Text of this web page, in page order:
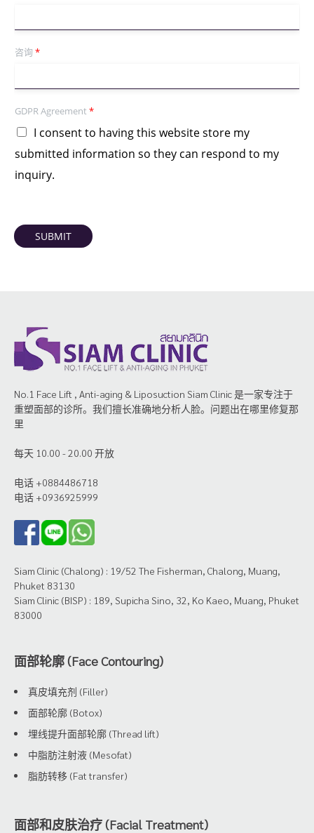
咨询 *
GDPR Agreement *
I consent to having this website store my
submitted information so they can respond to my
inquiry.
SUBMIT
No.1 Face Lift , Anti-aging & Liposuction Siam Clinic 是一家专注于
重塑面部的诊所。我们擅长准确地分析人脸。问题出在哪里修复那
里
每天 10.00 - 20.00 开放
电话 +0884486718
电话 +0936925999
Siam Clinic (Chalong) : 19/52 The Fisherman, Chalong, Muang,
Phuket 83130
Siam Clinic (BISP) : 189, Supicha Sino, 32, Ko Kaeo, Muang, Phuket
83000
面部轮廓 (Face Contouring)
真皮填充剂 (Filler)
面部轮廓 (Botox)
埋线提升面部轮廓 (Thread lift)
中脂肪注射液 (Mesofat)
脂肪转移 (Fat transfer)
面部和皮肤治疗 (Facial Treatment)